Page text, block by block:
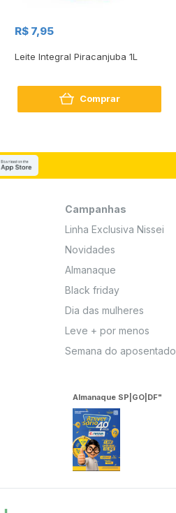
R$ 7,95
Leite Integral Piracanjuba 1L
Comprar
Campanhas
Linha Exclusiva Nissei
Novidades
Almanaque
Black friday
Dia das mulheres
Leve + por menos
Semana do aposentado
Almanaque SP|GO|DF"